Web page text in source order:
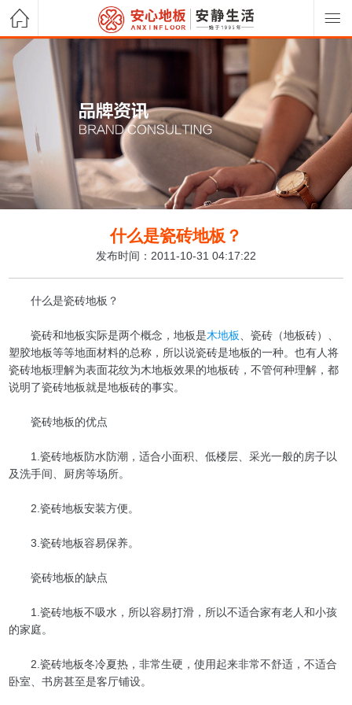
什么是瓷砖地板？
发布时间：2011-10-31 04:17:22
什么是瓷砖地板？
瓷砖和地板实际是两个概念，地板是木地板
、瓷砖（地板砖）、
塑胶地板等等地面材料的总称，所以说瓷砖是地板的一种。也有人将
瓷砖地板理解为表面花纹为木地板效果的地板砖，不管何种理解，都
说明了瓷砖地板就是地板砖的事实。
瓷砖地板的优点
1.瓷砖地板防水防潮，适合小面积、低楼层、采光一般的房子以
及洗手间、厨房等场所。
2.瓷砖地板安装方便。
3.瓷砖地板容易保养。
瓷砖地板的缺点
1.瓷砖地板不吸水，所以容易打滑，所以不适合家有老人和小孩
的家庭。
2.瓷砖地板冬冷夏热，非常生硬，使用起来非常不舒适，不适合
卧室、书房甚至是客厅铺设。